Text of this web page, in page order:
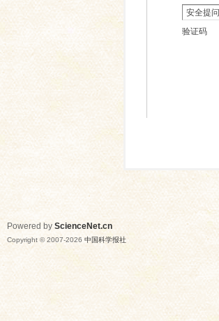
验证码
Powered by ScienceNet.cn
Copyright © 2007-2026 中国科学报社